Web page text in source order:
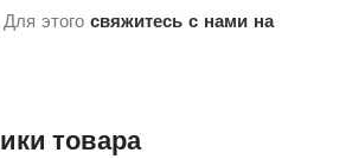
Для этого свяжитесь с нами на
товара